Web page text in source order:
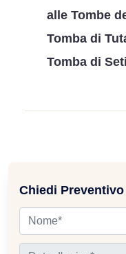
alle Tombe
Tomba di
Tomba di
Chiedi Preventivo